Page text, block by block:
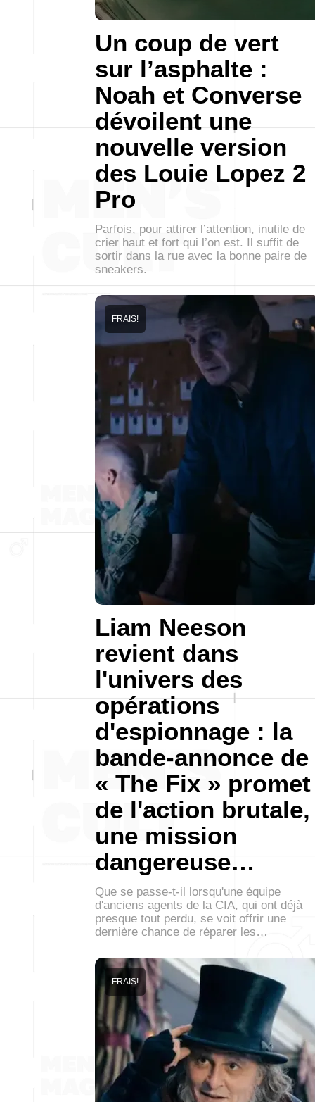
Un coup de vert
sur l’asphalte :
Noah et Converse
dévoilent une
nouvelle version
des Louie Lopez 2
Pro
Parfois, pour attirer l’attention, inutile de
crier haut et fort qui l’on est. Il suffit de
sortir dans la rue avec la bonne paire de
sneakers.
Liam Neeson
revient dans
l'univers des
opérations
d'espionnage : la
bande-annonce de
« The Fix » promet
de l'action brutale,
une mission
dangereuse…
FRAIS!
Que se passe-t-il lorsqu'une équipe
d'anciens agents de la CIA, qui ont déjà
presque tout perdu, se voit offrir une
dernière chance de réparer les…
FRAIS!